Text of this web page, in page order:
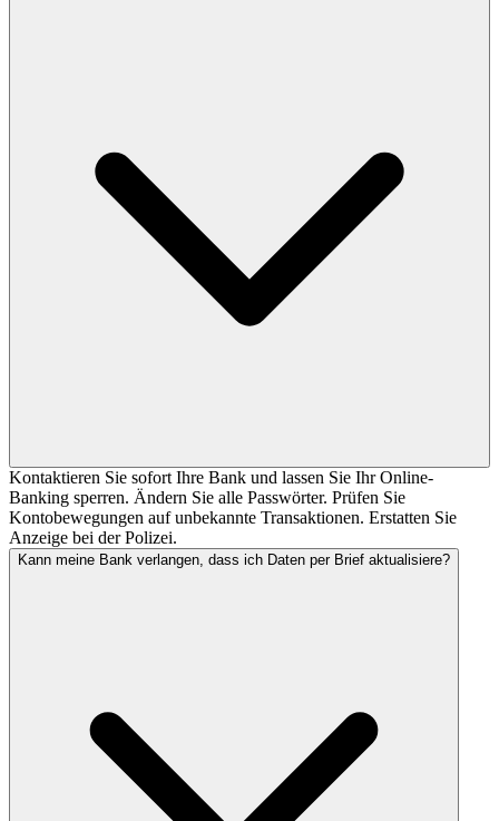
Kontaktieren Sie sofort Ihre Bank und lassen Sie Ihr Online-
Banking sperren. Ändern Sie alle Passwörter. Prüfen Sie
Kontobewegungen auf unbekannte Transaktionen. Erstatten Sie
Anzeige bei der Polizei.
Kann meine Bank verlangen, dass ich Daten per Brief aktualisiere?